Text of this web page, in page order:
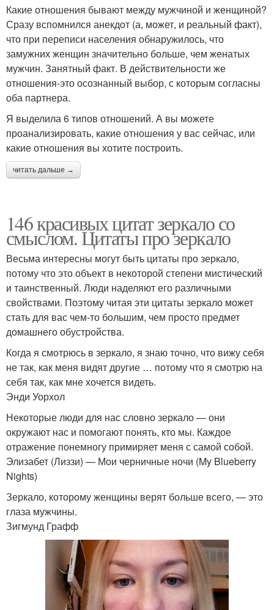
Какие отношения бывают между мужчиной и женщиной?
Сразу вспомнился анекдот (а, может, и реальный факт),
что при переписи населения обнаружилось, что
замужних женщин значительно больше, чем женатых
мужчин. Занятный факт. В действительности же
отношения-это осознанный выбор, с которым согласны
оба партнера.
Я выделила 6 типов отношений. А вы можете
проанализировать, какие отношения у вас сейчас, или
какие отношения вы хотите построить.
читать дальше →
146 красивых цитат зеркало со
смыслом. Цитаты про зеркало
Весьма интересны могут быть цитаты про зеркало,
потому что это объект в некоторой степени мистический
и таинственный. Люди наделяют его различными
свойствами. Поэтому читая эти цитаты зеркало может
стать для вас чем-то большим, чем просто предмет
домашнего обустройства.
Когда я смотрюсь в зеркало, я знаю точно, что вижу себя
не так, как меня видят другие … потому что я смотрю на
себя так, как мне хочется видеть.
Энди Уорхол
Некоторые люди для нас словно зеркало — они
окружают нас и помогают понять, кто мы. Каждое
отражение понемногу примиряет меня с самой собой.
Элизабет (Лиззи) — Мои черничные ночи (My Blueberry
Nights)
Зеркало, которому женщины верят больше всего, — это
глаза мужчины.
Зигмунд Графф